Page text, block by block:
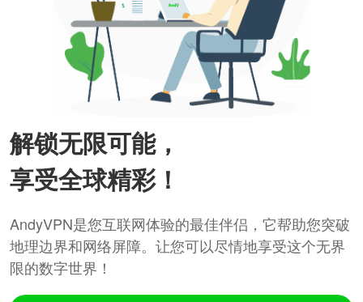
解锁无限可能，
享受全球精彩！
AndyVPN是您互联网体验的最佳伴侣，它帮助您突破
地理边界和网络屏障。让您可以尽情地享受这个无界
限的数字世界！